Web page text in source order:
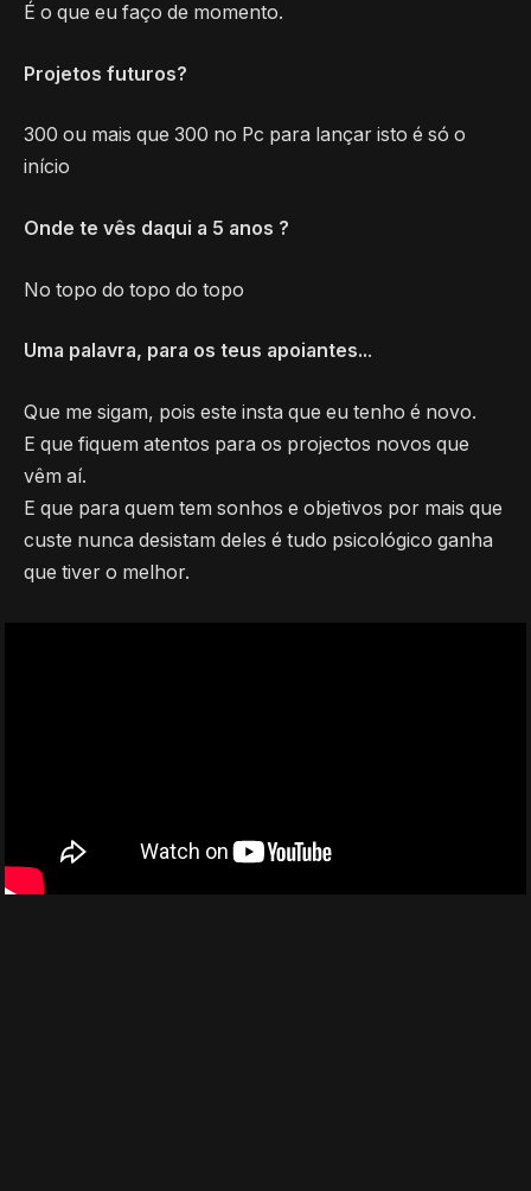
É o que eu faço de momento.
Projetos futuros?
300 ou mais que 300 no Pc para lançar isto é só o
início
Onde te vês daqui a 5 anos ?
No topo do topo do topo
Uma palavra, para os teus apoiantes...
Que me sigam, pois este insta que eu tenho é novo.
E que fiquem atentos para os projectos novos que
vêm aí.
E que para quem tem sonhos e objetivos por mais que
custe nunca desistam deles é tudo psicológico ganha
que tiver o melhor.